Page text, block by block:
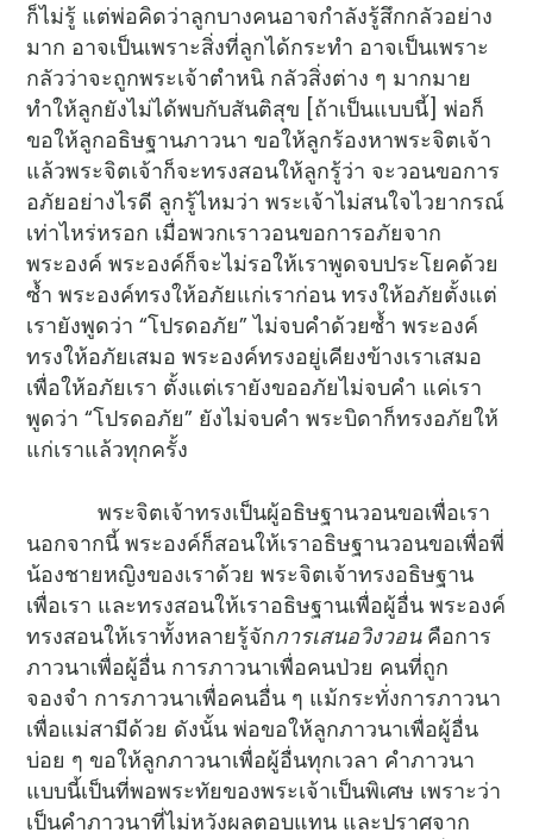
ก็ไม่รู้ แต่พ่อคิดว่าลูกบางคนอาจกำลังรู้สึกกลัวอย่าง
มาก อาจเป็นเพราะสิ่งที่ลูกได้กระทำ อาจเป็นเพราะ
กลัวว่าจะถูกพระเจ้าตำหนิ กลัวสิ่งต่าง ๆ มากมาย
ทำให้ลูกยังไม่ได้พบกับสันติสุข [ถ้าเป็นแบบนี้] พ่อก็
ขอให้ลูกอธิษฐานภาวนา ขอให้ลูกร้องหาพระจิตเจ้า
แล้วพระจิตเจ้าก็จะทรงสอนให้ลูกรู้ว่า จะวอนขอการ
อภัยอย่างไรดี ลูกรู้ไหมว่า พระเจ้าไม่สนใจไวยากรณ์
เท่าไหร่หรอก เมื่อพวกเราวอนขอการอภัยจาก
พระองค์ พระองค์ก็จะไม่รอให้เราพูดจบประโยคด้วย
ซ้ำ พระองค์ทรงให้อภัยแก่เราก่อน ทรงให้อภัยตั้งแต่
เรายังพูดว่า “โปรดอภัย” ไม่จบคำด้วยซ้ำ พระองค์
ทรงให้อภัยเสมอ พระองค์ทรงอยู่เคียงข้างเราเสมอ
เพื่อให้อภัยเรา ตั้งแต่เรายังขออภัยไม่จบคำ แค่เรา
พูดว่า “โปรดอภัย” ยังไม่จบคำ พระบิดาก็ทรงอภัยให้
แก่เราแล้วทุกครั้ง
พระจิตเจ้าทรงเป็นผู้อธิษฐานวอนขอเพื่อเรา
นอกจากนี้ พระองค์ก็สอนให้เราอธิษฐานวอนขอเพื่อพี่
น้องชายหญิงของเราด้วย พระจิตเจ้าทรงอธิษฐาน
เพื่อเรา และทรงสอนให้เราอธิษฐานเพื่อผู้อื่น พระองค์
ทรงสอนให้เราทั้งหลายรู้จักการเสนอวิงวอนคือการ
ภาวนาเพื่อผู้อื่น การภาวนาเพื่อคนป่วย คนที่ถูก
จองจำ การภาวนาเพื่อคนอื่น ๆ แม้กระทั่งการภาวนา
เพื่อแม่สามีด้วย ดังนั้น พ่อขอให้ลูกภาวนาเพื่อผู้อื่น
บ่อย ๆ ขอให้ลูกภาวนาเพื่อผู้อื่นทุกเวลา คำภาวนา
แบบนี้เป็นที่พอพระทัยของพระเจ้าเป็นพิเศษ เพราะว่า
เป็นคำภาวนาที่ไม่หวังผลตอบแทน และปราศจาก